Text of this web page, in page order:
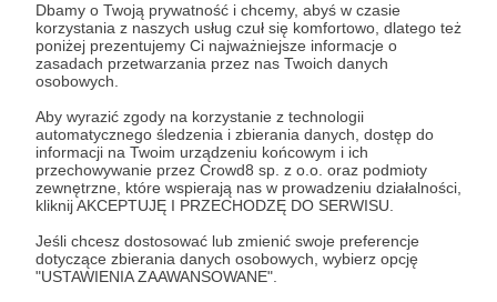
Dbamy o Twoją prywatność i chcemy, abyś w czasie
korzystania z naszych usług czuł się komfortowo, dlatego też
poniżej prezentujemy Ci najważniejsze informacje o
zasadach przetwarzania przez nas Twoich danych
osobowych.
Aby wyrazić zgody na korzystanie z technologii
automatycznego śledzenia i zbierania danych, dostęp do
informacji na Twoim urządzeniu końcowym i ich
przechowywanie przez Crowd8 sp. z o.o. oraz podmioty
zewnętrzne, które wspierają nas w prowadzeniu działalności,
kliknij AKCEPTUJĘ I PRZECHODZĘ DO SERWISU.
Jeśli chcesz dostosować lub zmienić swoje preferencje
dotyczące zbierania danych osobowych, wybierz opcję
"USTAWIENIA ZAAWANSOWANE".
jest po przekazaniu podpisanego formularza "Zgodna na
założenie konta przez osobę niepełnoletnią", formularz
dostępny jest na stronie regulaminu Patronite.pl.
* Zapoznałem się i akceptujęRegulaminserwisu oraz